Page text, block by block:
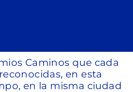
Caminos que cada
en esta
en la misma ciudad